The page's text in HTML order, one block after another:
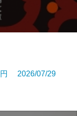
2026/07/29